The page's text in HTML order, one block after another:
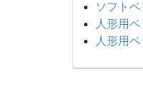
ソフト
人形用
人形用